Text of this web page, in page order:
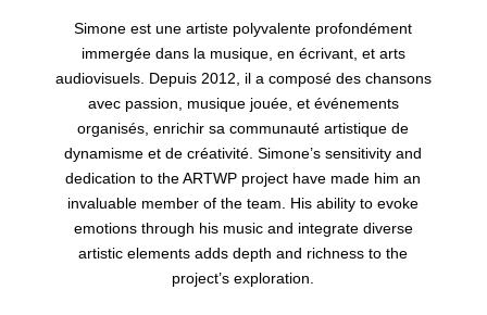
Simone est une artiste polyvalente profondément
immergée dans la musique, en écrivant, et arts
audiovisuels. Depuis 2012, il a composé des chansons
avec passion, musique jouée, et événements
organisés, enrichir sa communauté artistique de
dynamisme et de créativité.Simone’s sensitivity and
dedication to the ARTWP project have made him an
invaluable member of the team
His ability to evoke
emotions through his music and integrate diverse
artistic elements adds depth and richness to the
project’s exploration